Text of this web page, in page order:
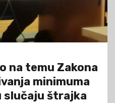
na temu Zakona
minimuma
slučaju štrajka